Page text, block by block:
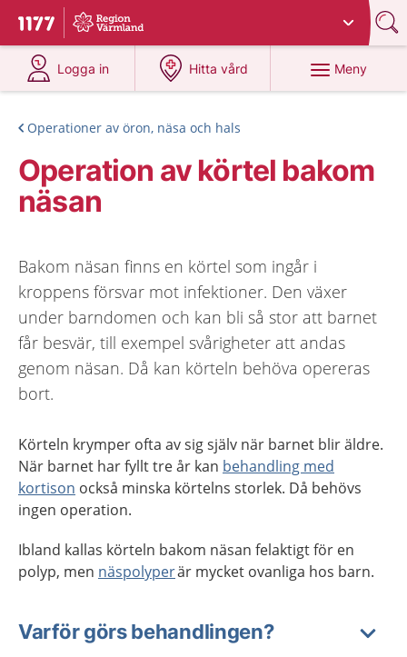
Till startsidan för 1177
Du har valt region
Logga in
på 1177.se
Hitta vård
på 1177.se
Meny
Operationer av öron, näsa och hals
Operation av körtel bakom
näsan
Bakom näsan finns en körtel som ingår i
kroppens försvar mot infektioner. Den växer
under barndomen och kan bli så stor att barnet
får besvär, till exempel svårigheter att andas
genom näsan. Då kan körteln behöva opereras
bort.
Körteln krymper ofta av sig själv när barnet blir äldre.
När barnet har fyllt tre år kan behandling med
kortison också minska körtelns storlek. Då behövs
ingen operation.
Ibland kallas körteln bakom näsan felaktigt för en
polyp, men näspolyperär mycket ovanliga hos barn.
Varför görs behandlingen?